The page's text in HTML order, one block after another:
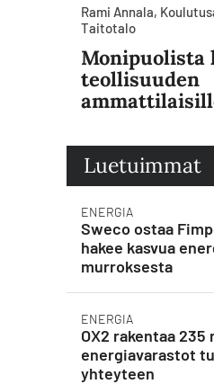
Rami Annala,
Taitotalo
Monipuolista
teollisuuden
Luetuimmat
ENERGIA
Sweco ostaa
hakee kasvua
murroksesta
ENERGIA
OX2 rakentaa 235
energiavarastot
yhteyteen